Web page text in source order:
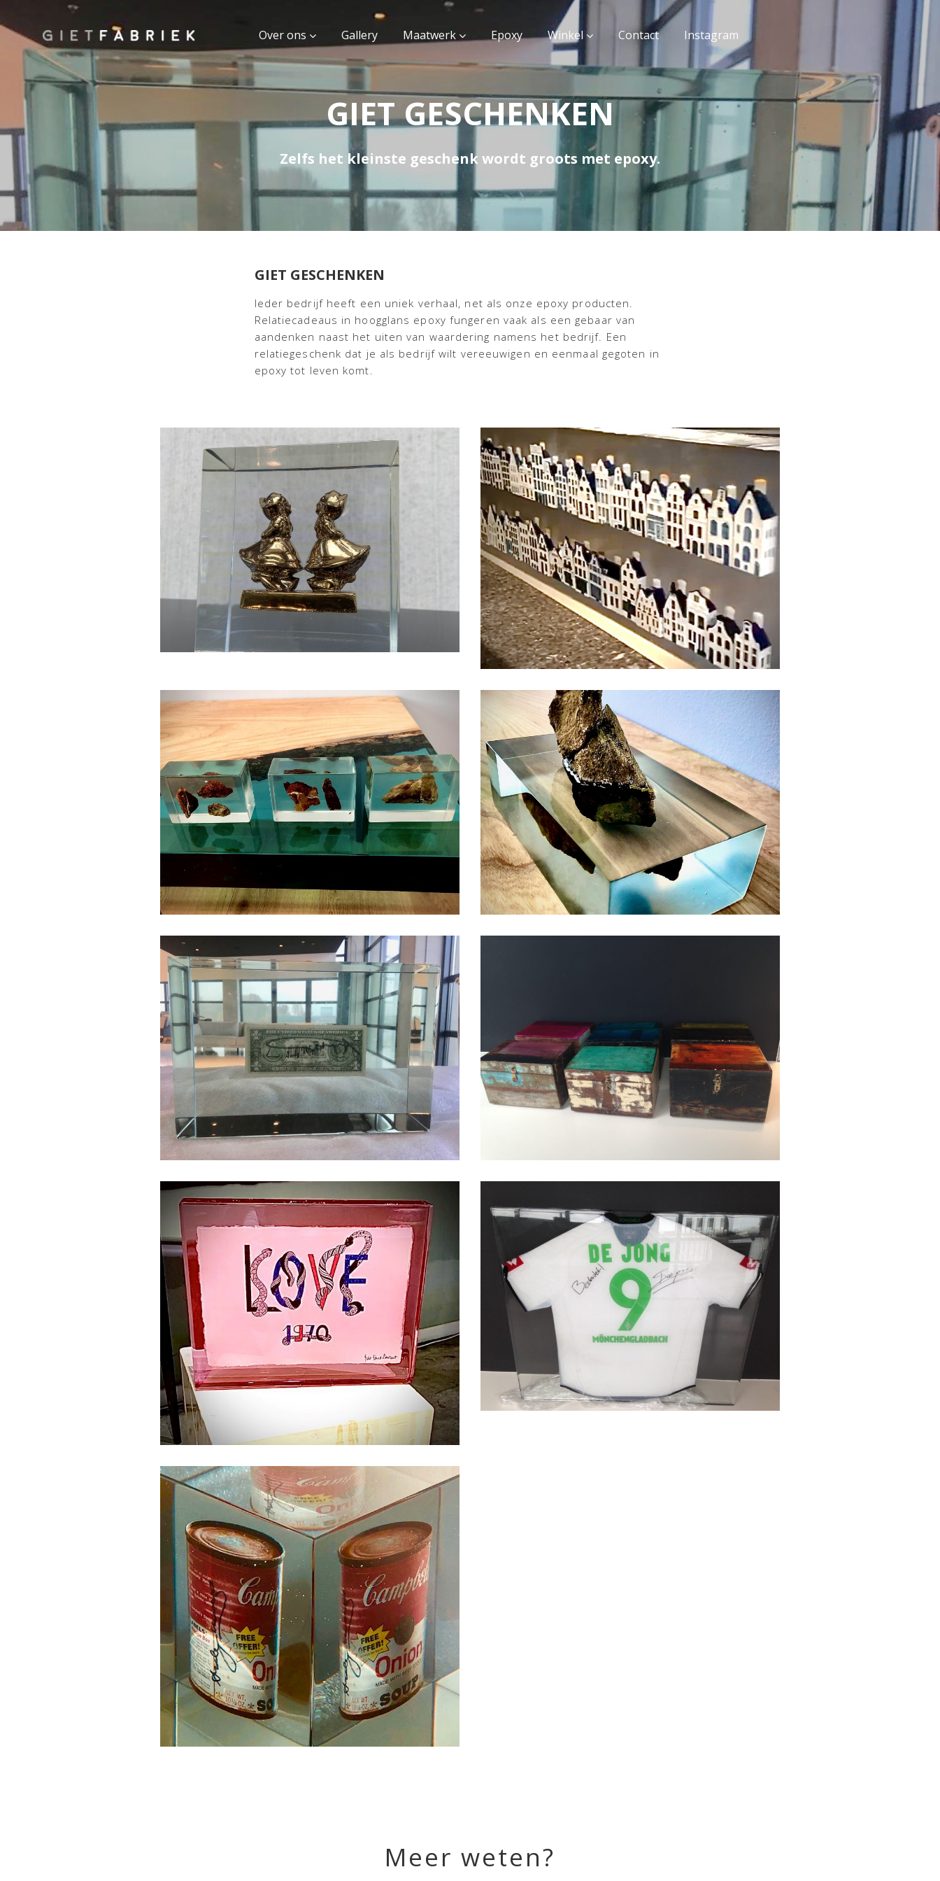
Over ons Gallery Maatwerk Epoxy Winkel Contact Instagram
GIET GESCHENKEN
Zelfs het kleinste geschenk wordt groots met epoxy.
GIET GESCHENKEN
Ieder bedrijf heeft een uniek verhaal, net als onze epoxy producten.
Relatiecadeaus in hoogglans epoxy fungeren vaak als een gebaar van
aandenken naast het uiten van waardering namens het bedrijf. Een
relatiegeschenk dat je als bedrijf wilt vereeuwigen en eenmaal gegoten in
epoxy tot leven komt.
Heinen Delfts blauw
Giet-geschenken Objecten & kunst Projects KLM first Class Delfts blauwe huisjes
Giet-geschenken Objecten & kunst Projects
Fossielen vondst
Giet-geschenken
Bijzondere vondst TU delft
Giet-geschenken Objecten & kunst Projects
Andy Warhol signed dollar: 1980
Giet-geschenken Giet-kunst Objecten & kunst Projects
Decoratieve kistjes
Love by Yves Saint Laurent
Giet-geschenken
Voetbalshirt met handtekening
Giet-geschenken
Andy Warhol signature op Campbels soup
can
Giet-geschenken Giet-kunst Objecten & kunst Projects
Meer weten?